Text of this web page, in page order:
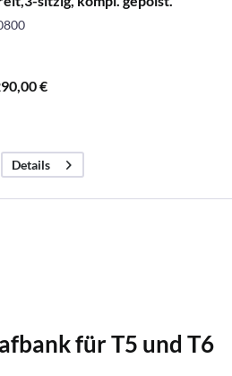
€
Details
für T5 und T6